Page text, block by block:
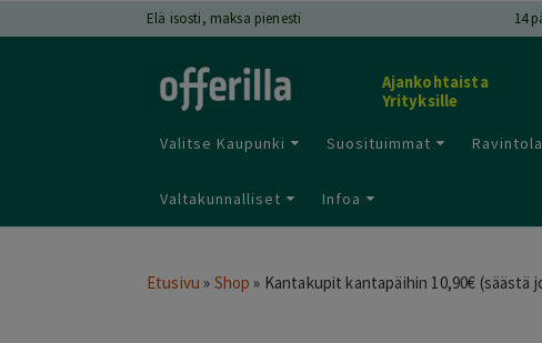
Elä isosti, maksa pienesti 14
Ajankohtaista
Yrityksille
Valitse Kaupunki Suosituimmat
Valtakunnalliset Infoa
Etusivu » Shop » Kantakupit kantapäihin 10,90€ (säästä